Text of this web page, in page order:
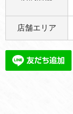
店舗エリア